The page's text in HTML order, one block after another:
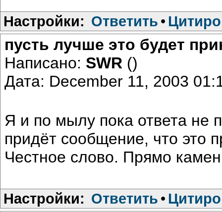
Настройки: Ответить •
пусть лучше это будет
Написано: SWR ()
Дата: December 11, 2003
Я и по мылу пока ответа не
придёт сообщение, что это
Честное слово. Прямо
Настройки: Ответить •